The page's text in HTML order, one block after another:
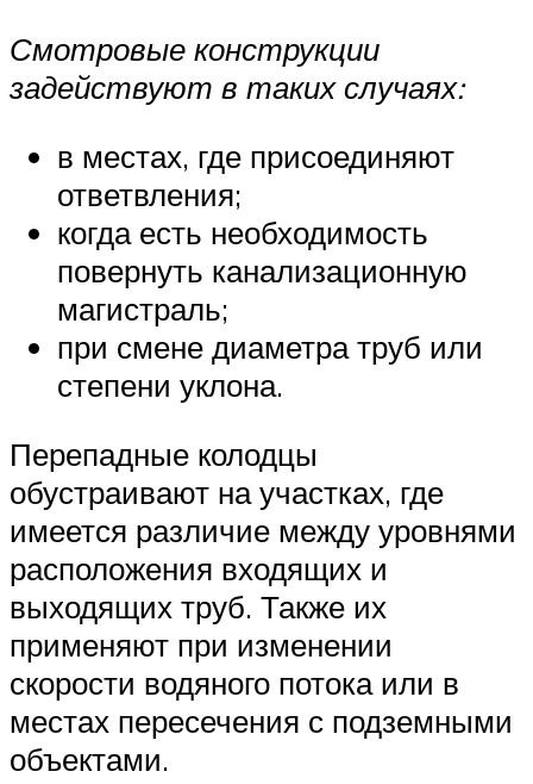
Смотровые конструкции
задействуют в таких случаях:
в местах, где присоединяют
ответвления;
когда есть необходимость
повернуть канализационную
магистраль;
при смене диаметра труб или
степени уклона.
Перепадные колодцы
обустраивают на участках, где
имеется различие между уровнями
расположения входящих и
выходящих труб. Также их
применяют при изменении
скорости водяного потока или в
местах пересечения с подземными
объектами.